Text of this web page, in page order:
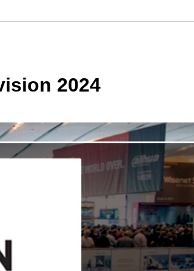
2024